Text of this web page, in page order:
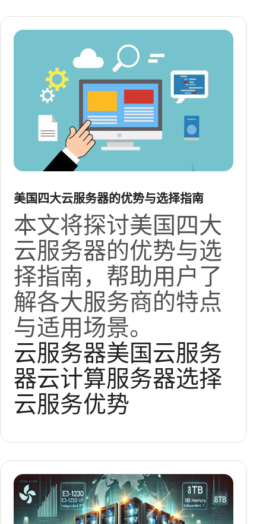
美国四大云服务器的优势与选择指南
本文将探讨美国四大
云服务器的优势与选
择指南，帮助用户了
解各大服务商的特点
与适用场景。
云服务器美国云服务
器云计算服务器选择
云服务优势